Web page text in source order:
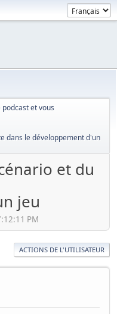
podcast et vous
dans le développement d'un
et du
jeu
PM
ACTIONS DE L'UTILISATEUR